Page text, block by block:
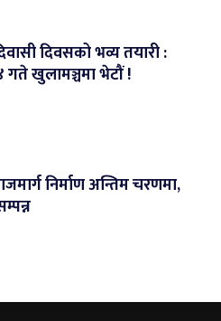
दिवसको भव्य तयारी :
गते खुलामञ्चमा भेटौं !
निर्माण अन्तिम चरणमा,